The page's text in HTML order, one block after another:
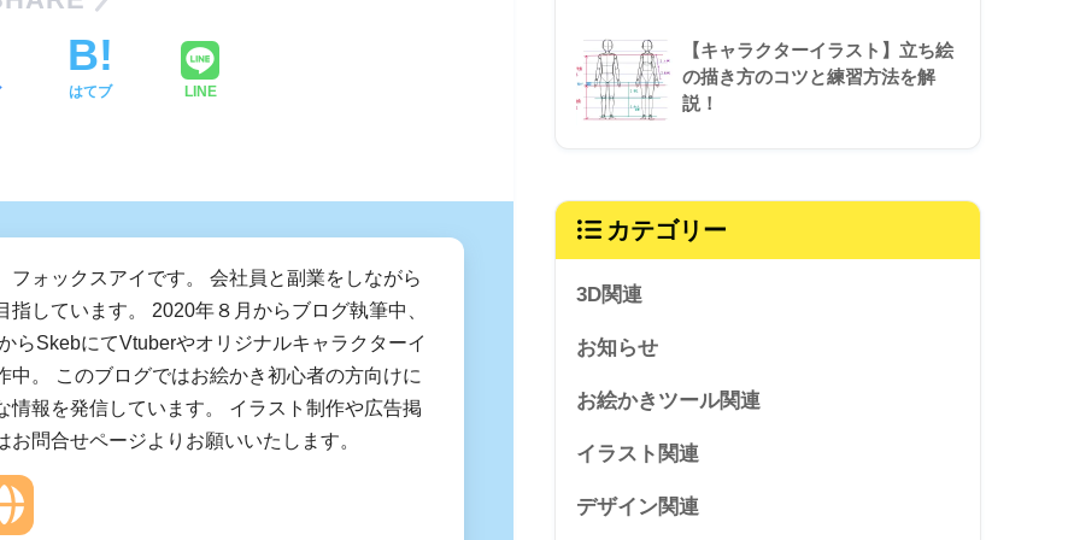
はてブ LINE
フォックスアイです。 会社員と副業をしながら
指しています。 2020年８月からブログ執筆中、
らSkebにてVtuberやオリジナルキャラクターイ
中。 このブログではお絵かき初心者の方向けに
情報を発信しています。 イラスト制作や広告掲
お問合せページよりお願いいたします。
【キャラクターイラスト】立ち絵
の描き方のコツと練習方法を解
説！
カテゴリー
3D関連
お知らせ
お絵かきツール関連
イラスト関連
デザイン関連